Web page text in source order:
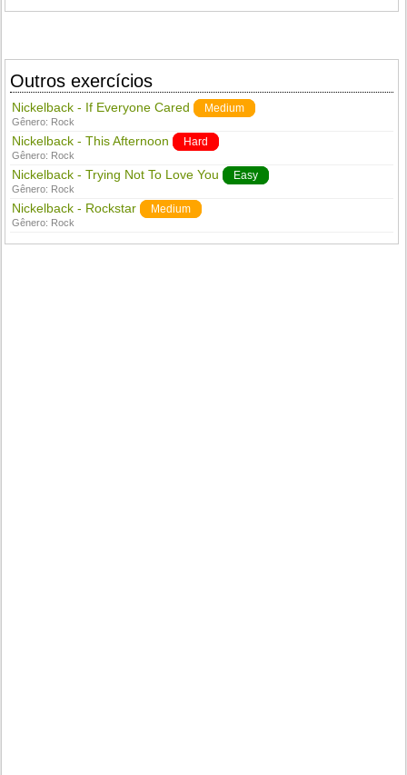
Outros exercícios
Nickelback - If Everyone Cared Medium
Gênero: Rock
Nickelback - This Afternoon Hard
Gênero: Rock
Nickelback - Trying Not To Love You Easy
Gênero: Rock
Nickelback - Rockstar Medium
Gênero: Rock